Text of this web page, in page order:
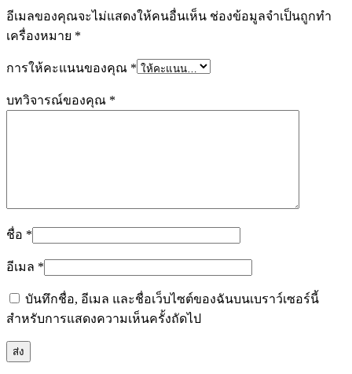
อีเมลของคุณจะไม่แสดงให้คนอื่นเห็น ช่องข้อมูลจำเป็นถูกทำ
เครื่องหมาย *
การให้คะแนนของคุณ *
บทวิจารณ์ของคุณ *
ชื่อ *
อีเมล *
บันทึกชื่อ, อีเมล และชื่อเว็บไซต์ของฉันบนเบราว์เซอร์นี้
สำหรับการแสดงความเห็นครั้งถัดไป